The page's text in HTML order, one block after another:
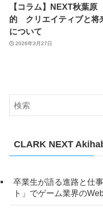
【コラム】NEXT秋葉原
的 クリエイティブと将
について
2026年3月27日
CLARK NEXT
卒業生が語る進路と仕
ト」でゲーム業界の